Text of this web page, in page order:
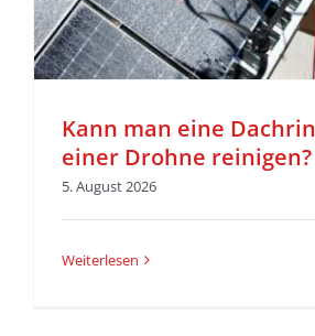
Kann man eine
einer Drohne reinigen?
5. August 2026
Weiterlesen